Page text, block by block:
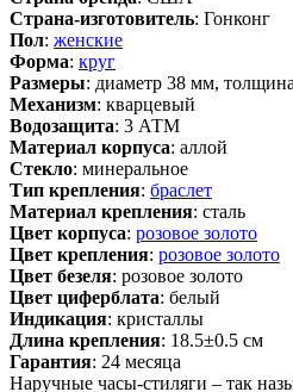
Страна-изготовитель: Гонконг
Пол: женские
Форма: круг
Размеры: диаметр 38 мм,
Механизм: кварцевый
Водозащита: 3 АТМ
Материал корпуса: аллой
Стекло: минеральное
Тип крепления: браслет
Материал крепления: сталь
Цвет корпуса: розовое золото
Цвет крепления: розовое золото
Цвет безеля: розовое золото
Цвет циферблата: белый
Индикация: кристаллы
Длина крепления: 18.5±0.5 см
Гарантия: 24 месяца
Наручные часы-стиляги – так